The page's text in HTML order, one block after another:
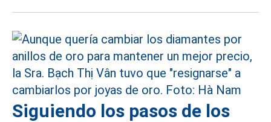
Siguiendo los pasos de los